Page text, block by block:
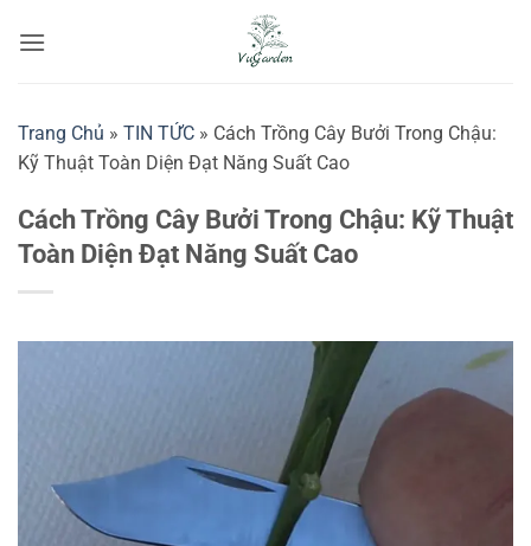
qua
Trang Chủ » TIN TỨC » Cách Trồng Cây Bưởi Trong Chậu:
Kỹ Thuật Toàn Diện Đạt Năng Suất Cao
Cách Trồng Cây Bưởi Trong Chậu: Kỹ Thuật
Toàn Diện Đạt Năng Suất Cao